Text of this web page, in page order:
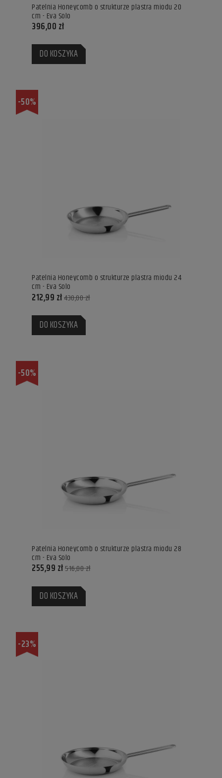
Patelnia Honeycomb o strukturze plastra miodu 20
cm - Eva Solo
396,00 zł
DO KOSZYKA
Patelnia Honeycomb o strukturze plastra miodu 24
cm - Eva Solo
212,99 zł430,00 zł
DO KOSZYKA
-50%
Patelnia Honeycomb o strukturze plastra miodu 28
cm - Eva Solo
255,99 zł516,00 zł
DO KOSZYKA
-50%
-23%